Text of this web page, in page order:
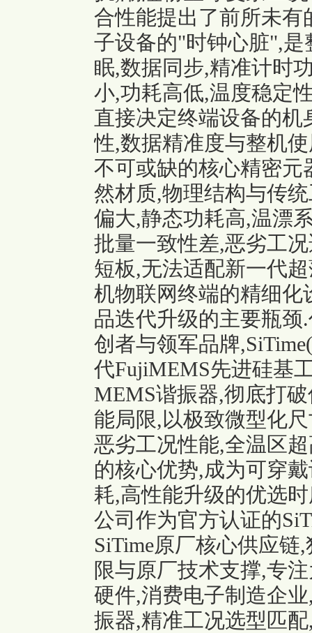
合性能提出了前所未
子设备的"时钟心脏",
眠,数据同步,精准计时
小,功耗高低,温度稳定
直接决定终端设备的
性,数据精准度与整机
不可或缺的核心精密元
然材质,物理结构与传
偏大,静态功耗高,温漂
批量一致性差,恶劣工
短板,无法适配新一代
机物联网终端的精细
品迭代升级的主要瓶
创者与领军品牌
代FujiMEMS先进硅基
MEMS谐振器,彻底打
能局限,以极致微型化
恶劣工况性能,全温区
的核心优势,成为可穿
耗,高性能升级的优选
公司作为官方认证的
SiTime原厂核心供应
限与原厂技术支撑,专
硬件,消费电子制造企
振器,精准工况选型匹